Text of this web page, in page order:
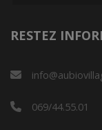
RESTEZ
069/44.55.01